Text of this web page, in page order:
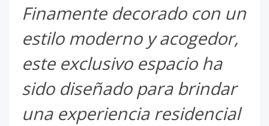
Finamente decorado con un
estilo moderno y acogedor,
este exclusivo espacio ha
sido diseñado para brindar
una experiencia residencial